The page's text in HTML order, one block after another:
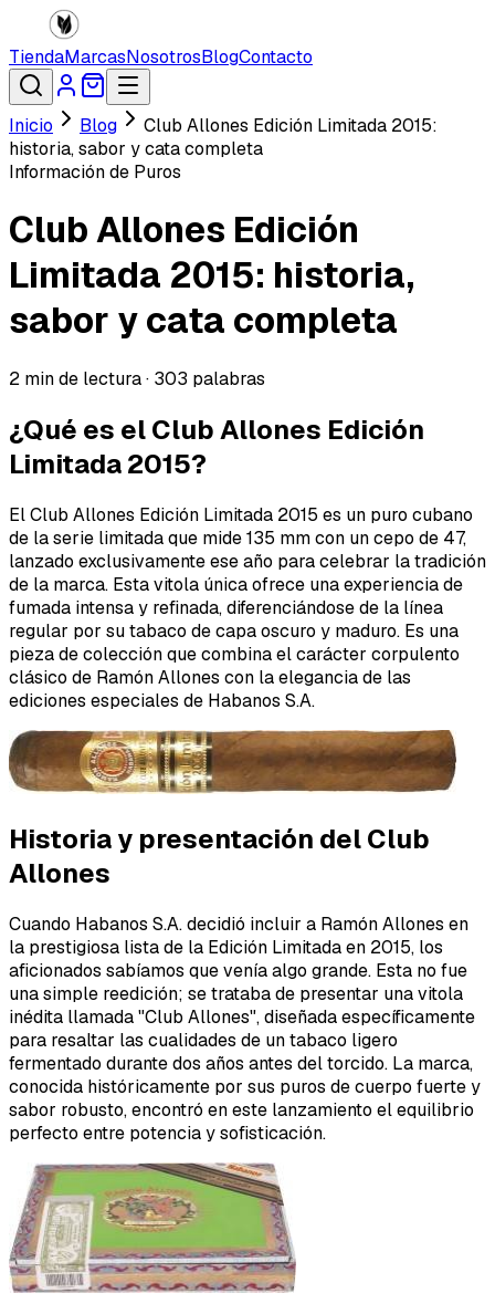
TiendaMarcasNosotrosBlogContacto
Inicio Blog
Club Allones Edición Limitada 2015:
historia, sabor y cata completa
Información de Puros
Club Allones Edición
Limitada 2015: historia,
sabor y cata completa
2 min de lectura · 303 palabras
¿Qué es el Club Allones Edición
Limitada 2015?
El Club Allones Edición Limitada 2015 es un puro cubano
de la serie limitada que mide 135 mm con un cepo de 47,
lanzado exclusivamente ese año para celebrar la tradición
de la marca. Esta vitola única ofrece una experiencia de
fumada intensa y refinada, diferenciándose de la línea
regular por su tabaco de capa oscuro y maduro. Es una
pieza de colección que combina el carácter corpulento
clásico de Ramón Allones con la elegancia de las
ediciones especiales de Habanos S.A.
Historia y presentación del Club
Allones
Cuando Habanos S.A. decidió incluir a Ramón Allones en
la prestigiosa lista de la Edición Limitada en 2015, los
aficionados sabíamos que venía algo grande. Esta no fue
una simple reedición; se trataba de presentar una vitola
inédita llamada "Club Allones", diseñada específicamente
para resaltar las cualidades de un tabaco ligero
fermentado durante dos años antes del torcido. La marca,
conocida históricamente por sus puros de cuerpo fuerte y
sabor robusto, encontró en este lanzamiento el equilibrio
perfecto entre potencia y sofisticación.